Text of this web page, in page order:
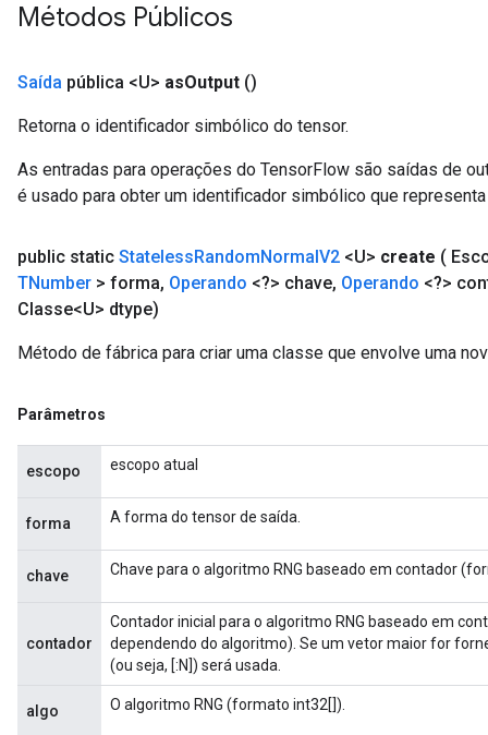
Métodos Públicos
Saída pública <U> asOutput ()
Retorna o identificador simbólico do tensor.
As entradas para operações do TensorFlow são saídas de
é usado para obter um identificador simbólico que
public static StatelessRandomNormalV2 <U> create (
TNumber > forma, Operando <?> chave, Operando <?>
Classe<U> dtype)
Método de fábrica para criar uma classe que envolve uma
Parâmetros
escopo escopo atual
forma A forma do tensor de saída.
chave Chave para o algoritmo RNG baseado em contador
contador
Contador inicial para o algoritmo RNG baseado em
dependendo do algoritmo). Se um vetor maior for
(ou seja, [:N]) será usada.
algo O algoritmo RNG (formato int32[]).